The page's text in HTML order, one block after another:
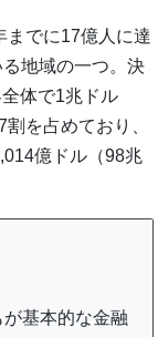
までに17億人に達
地域の一つ。決
体で1兆ドル
を占めており、
億ドル（98兆
基本的な金融